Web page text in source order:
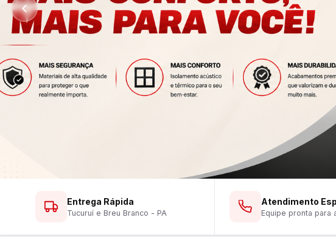
Ver Lustres WhatsApp
Ver Ferramentas WhatsApp
Tintas, esmaltes, vernizes e acessórios das melhores
Ver Tintas WhatsApp
Entrega Rápida
Tucuruí e Breu Branco - PA
Atendimento
Equipe pronta para